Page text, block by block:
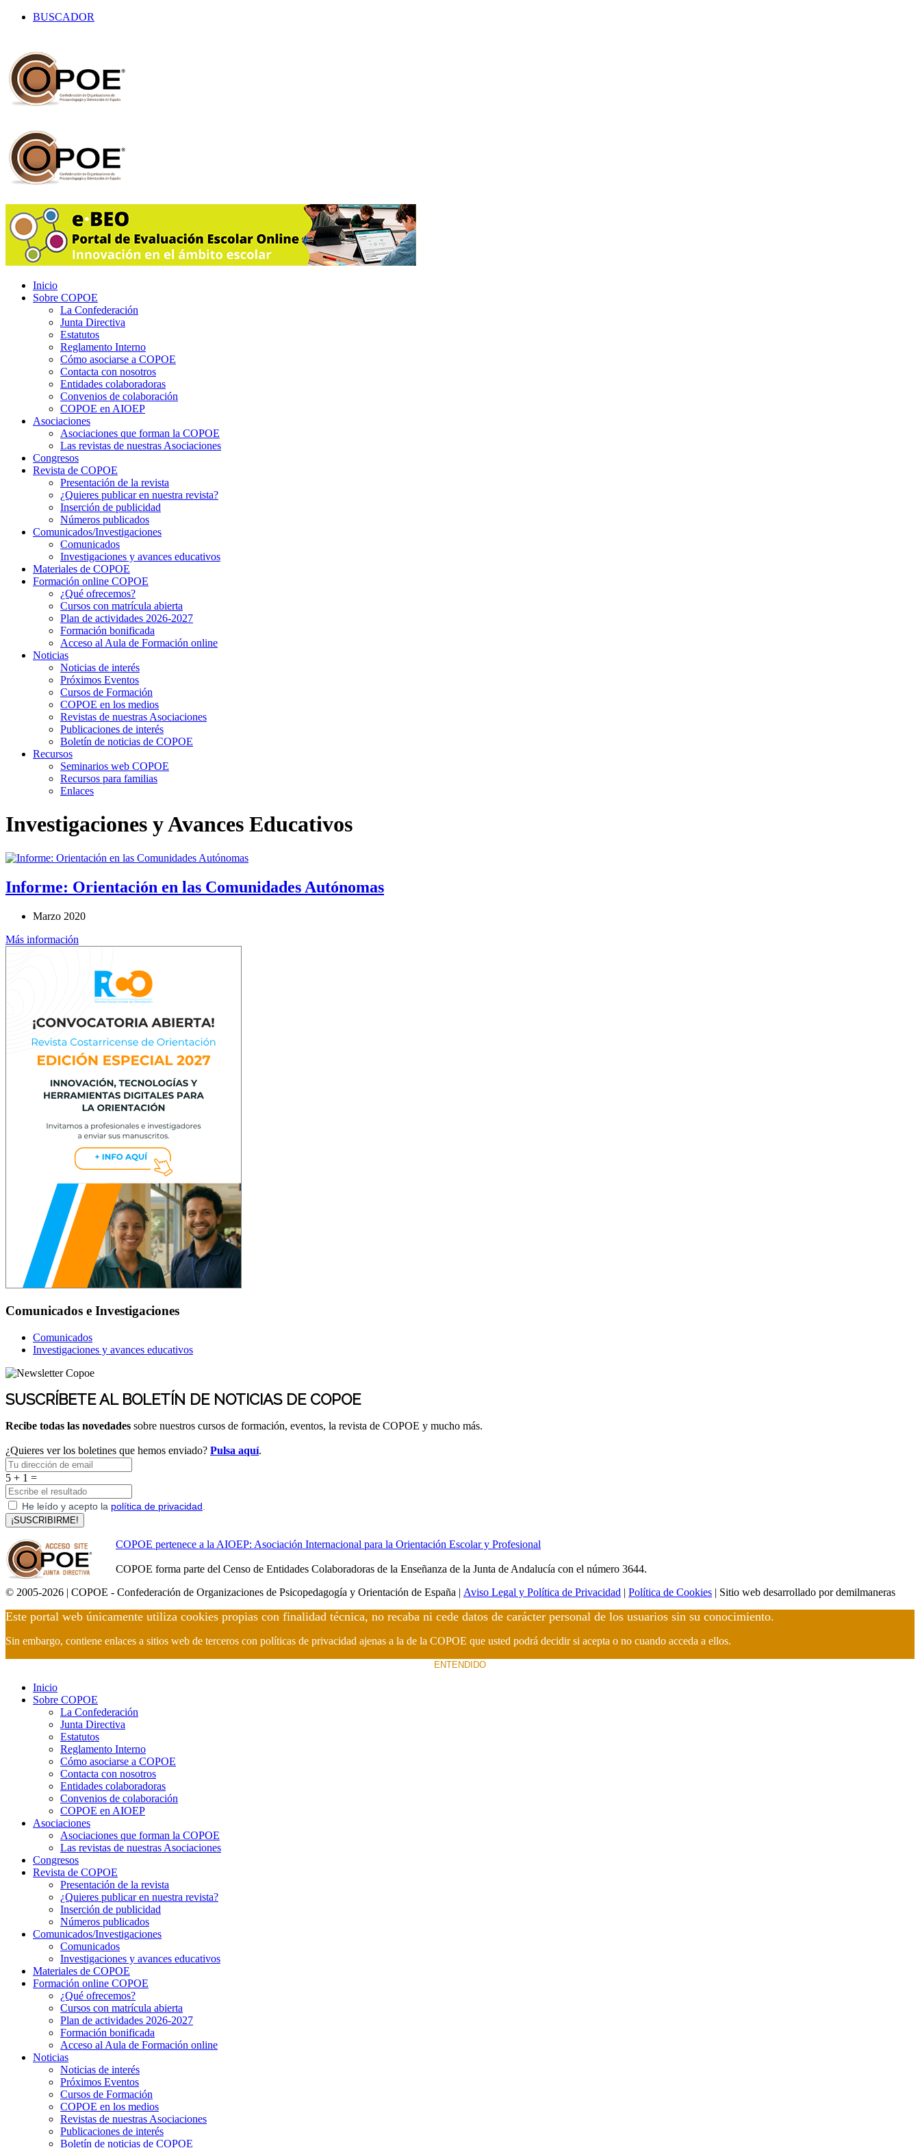
BUSCADOR
Inicio
Sobre COPOE
La Confederación
Junta Directiva
Estatutos
Reglamento Interno
Cómo asociarse a COPOE
Contacta con nosotros
Entidades colaboradoras
Convenios de colaboración
COPOE en AIOEP
Asociaciones
Asociaciones que forman la COPOE
Las revistas de nuestras Asociaciones
Congresos
Revista de COPOE
Presentación de la revista
¿Quieres publicar en nuestra revista?
Inserción de publicidad
Números publicados
Comunicados/Investigaciones
Comunicados
Investigaciones y avances educativos
Materiales de COPOE
Formación online COPOE
¿Qué ofrecemos?
Cursos con matrícula abierta
Plan de actividades 2026-2027
Formación bonificada
Acceso al Aula de Formación online
Noticias
Noticias de interés
Próximos Eventos
Cursos de Formación
COPOE en los medios
Revistas de nuestras Asociaciones
Publicaciones de interés
Boletín de noticias de COPOE
Recursos
Seminarios web COPOE
Recursos para familias
Enlaces
Investigaciones y Avances Educativos
Informe: Orientación en las Comunidades Autónomas
Marzo 2020
Más información
Comunicados e Investigaciones
Comunicados
Investigaciones y avances educativos
SUSCRÍBETE AL BOLETÍN DE NOTICIAS DE COPOE
Recibe todas las novedades sobre nuestros cursos de formación, eventos, la revista de COPOE y mucho más.
¿Quieres ver los boletines que hemos enviado? Pulsa aquí.
5 + 1 =
He leído y acepto la política de privacidad
¡SUSCRIBIRME!
COPOE pertenece a la AIOEP: Asociación Internacional para la Orientación Escolar y Profesional
COPOE forma parte del Censo de Entidades Colaboradoras de la Enseñanza de la Junta de Andalucía con el número 3644.
© 2005-2026 | COPOE - Confederación de Organizaciones de Psicopedagogía y Orientación de España | Aviso Legal y Política de Privacidad | Política de Cookies | Sitio web desarrollado por demilmaneras
Este portal web únicamente utiliza cookies propias con finalidad técnica, no recaba ni cede datos de carácter personal de los usuarios sin su conocimiento.
Sin embargo, contiene enlaces a sitios web de terceros con políticas de privacidad ajenas a la de la COPOE que usted podrá decidir si acepta o no cuando acceda a ellos.
ENTENDIDO
Inicio
Sobre COPOE
La Confederación
Junta Directiva
Estatutos
Reglamento Interno
Cómo asociarse a COPOE
Contacta con nosotros
Entidades colaboradoras
Convenios de colaboración
COPOE en AIOEP
Asociaciones
Asociaciones que forman la COPOE
Las revistas de nuestras Asociaciones
Congresos
Revista de COPOE
Presentación de la revista
¿Quieres publicar en nuestra revista?
Inserción de publicidad
Números publicados
Comunicados/Investigaciones
Comunicados
Investigaciones y avances educativos
Materiales de COPOE
Formación online COPOE
¿Qué ofrecemos?
Cursos con matrícula abierta
Plan de actividades 2026-2027
Formación bonificada
Acceso al Aula de Formación online
Noticias
Noticias de interés
Próximos Eventos
Cursos de Formación
COPOE en los medios
Revistas de nuestras Asociaciones
Publicaciones de interés
Boletín de noticias de COPOE